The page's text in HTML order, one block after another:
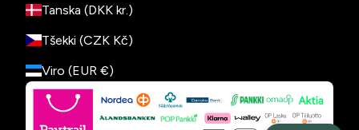
Tanska (DKK kr.)
Tšekki (CZK Kč)
Viro (EUR €)